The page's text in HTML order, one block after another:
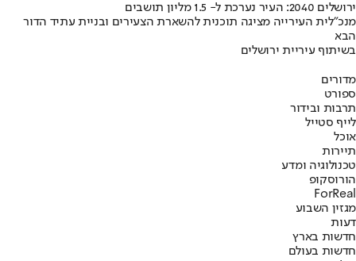
ירושלים 2040: העיר נערכת ל- 1.5 מליון תושבים
מנכ"לית העירייה מציגה תוכנית להשארת הצעירים ובניית עתיד הדור
הבא
בשיתוף עיריית ירושלים
מדורים
ספורט
תרבות ובידור
לייף סטייל
אוכל
תיירות
טכנולוגיה ומדע
הורוסקופ
ForReal
מגזין השבוע
דעות
חדשות בארץ
חדשות בעולם